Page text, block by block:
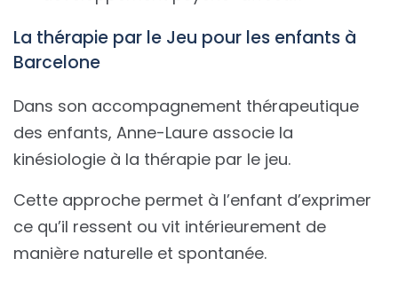
La thérapie par le Jeu pour les enfants à
Barcelone
Dans son accompagnement thérapeutique
des enfants, Anne-Laure associe la
kinésiologie à la thérapie par le jeu.
Cette approche permet à l’enfant d’exprimer
ce qu’il ressent ou vit intérieurement de
manière naturelle et spontanée.